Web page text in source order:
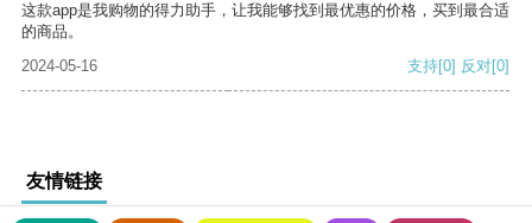
这款app是我购物的得力助手，让我能够找到最优惠的价格，买到最合适
的商品。
2024-05-16
支持[0] 反对[0]
友情链接